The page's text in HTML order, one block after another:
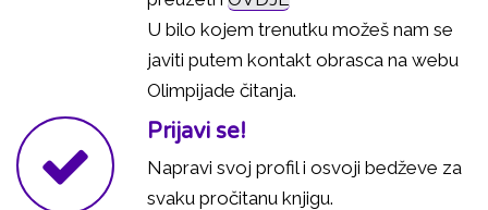
U bilo kojem trenutku možeš nam se
javiti putem kontakt obrasca na webu
Olimpijade čitanja.
Prijavi se!
Napravi svoj profil i osvoji bedževe za
svaku pročitanu knjigu.